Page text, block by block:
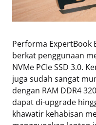
Performa ExpertBook
berkat penggunaan
NVMe PCIe SSD 3.0.
juga sudah sangat
dengan RAM DDR4
dapat di-upgrade
khawatir kehabisan